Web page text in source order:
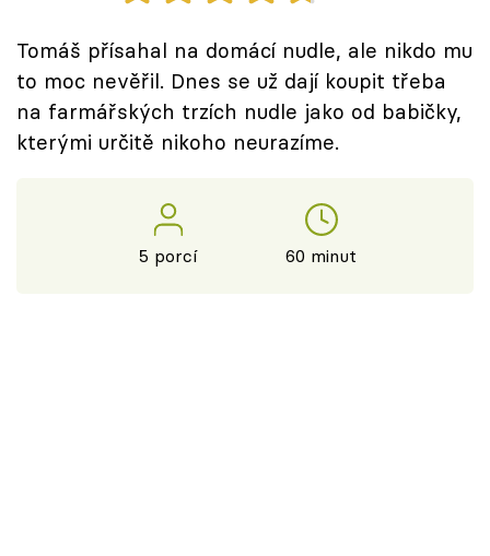
Sledujte prima+
Přihlášení
Tomáš přísahal na domácí nudle, ale nikdo mu
to moc nevěřil. Dnes se už dají koupit třeba
na farmářských trzích nudle jako od babičky,
kterými určitě nikoho neurazíme.
5 porcí 60 minut